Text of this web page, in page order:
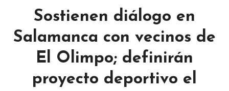
Sostienen diálogo en
Salamanca con vecinos de
El Olimpo; definirán
proyecto deportivo el